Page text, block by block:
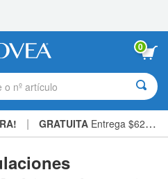
0
o nº artículo
| GRATUITA Entrega $62.700 »